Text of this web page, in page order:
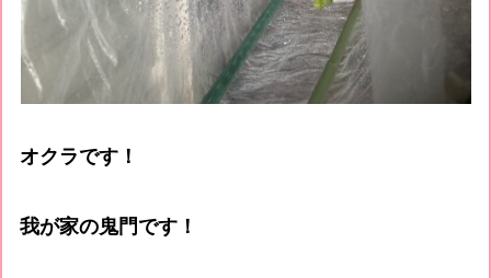
オクラです！
我が家の鬼門です！